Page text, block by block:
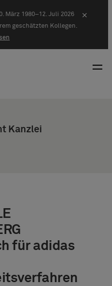
März 1980–12. Juli 2026
geschätzten Kollegen.
×
Kanzlei
für adidas